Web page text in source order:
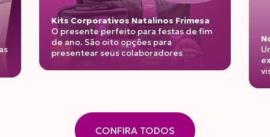
Kits Corporativos Natalinos Frimesa
O presente perfeito para festas de fim
de ano. São oito opções para
presentear seus colaboradores
CONFIRA TODOS